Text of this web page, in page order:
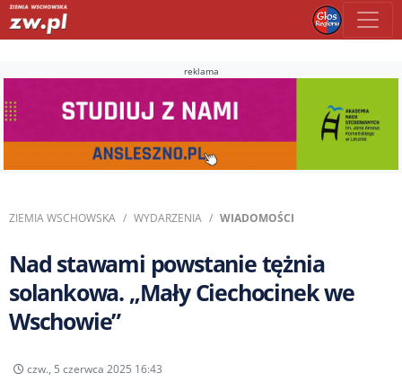
reklama
ZIEMIA WSCHOWSKA WYDARZENIA WIADOMOŚCI
Nad stawami powstanie tężnia
solankowa. „Mały Ciechocinek we
Wschowie”
czw., 5 czerwca 2025 16:43